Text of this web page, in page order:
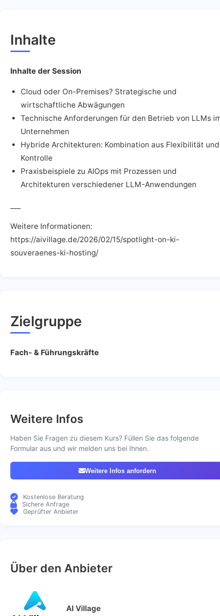
Inhalte
Inhalte der Session
Cloud oder On-Premises? Strategische und
wirtschaftliche Abwägungen
Technische Anforderungen für den Betrieb von LLMs
Unternehmen
Hybride Architekturen: Kombination aus Flexibilität und
Kontrolle
Praxisbeispiele zu AIOps mit Prozessen und
Architekturen verschiedener LLM-Anwendungen
Weitere Informationen:
https://aivillage.de/2026/02/15/spotlight-on-ki-
souveraenes-ki-hosting/
Zielgruppe
Fach- & Führungskräfte
Weitere Infos
Haben Sie Fragen zu diesem Kurs? Füllen Sie das folgende
Formular aus und wir melden uns bei Ihnen.
Weitere Infos anfordern
Kostenlose Beratung
Sichere Anfrage
Geprüfter Anbieter
Über den Anbieter
AI Village